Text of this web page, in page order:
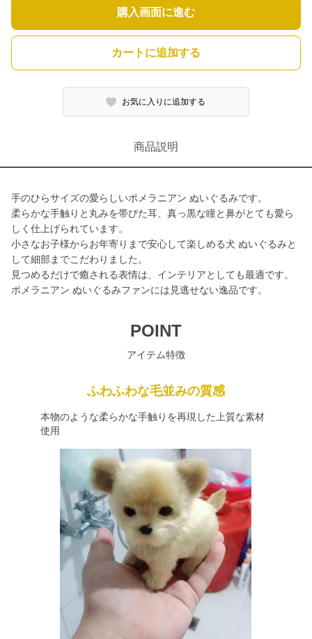
購入画面に進む
カートに追加する
お気に入りに追加する
商品説明
手のひらサイズの愛らしいポメラニアン ぬいぐるみです。
柔らかな手触りと丸みを帯びた耳、真っ黒な瞳と鼻がとても愛ら
しく仕上げられています。
小さなお子様からお年寄りまで安心して楽しめる犬 ぬいぐるみと
して細部までこだわりました。
見つめるだけで癒される表情は、インテリアとしても最適です。
ポメラニアン ぬいぐるみファンには見逃せない逸品です。
POINT
アイテム特徴
ふわふわな毛並みの質感
本物のような柔らかな手触りを再現した上質な素材
使用